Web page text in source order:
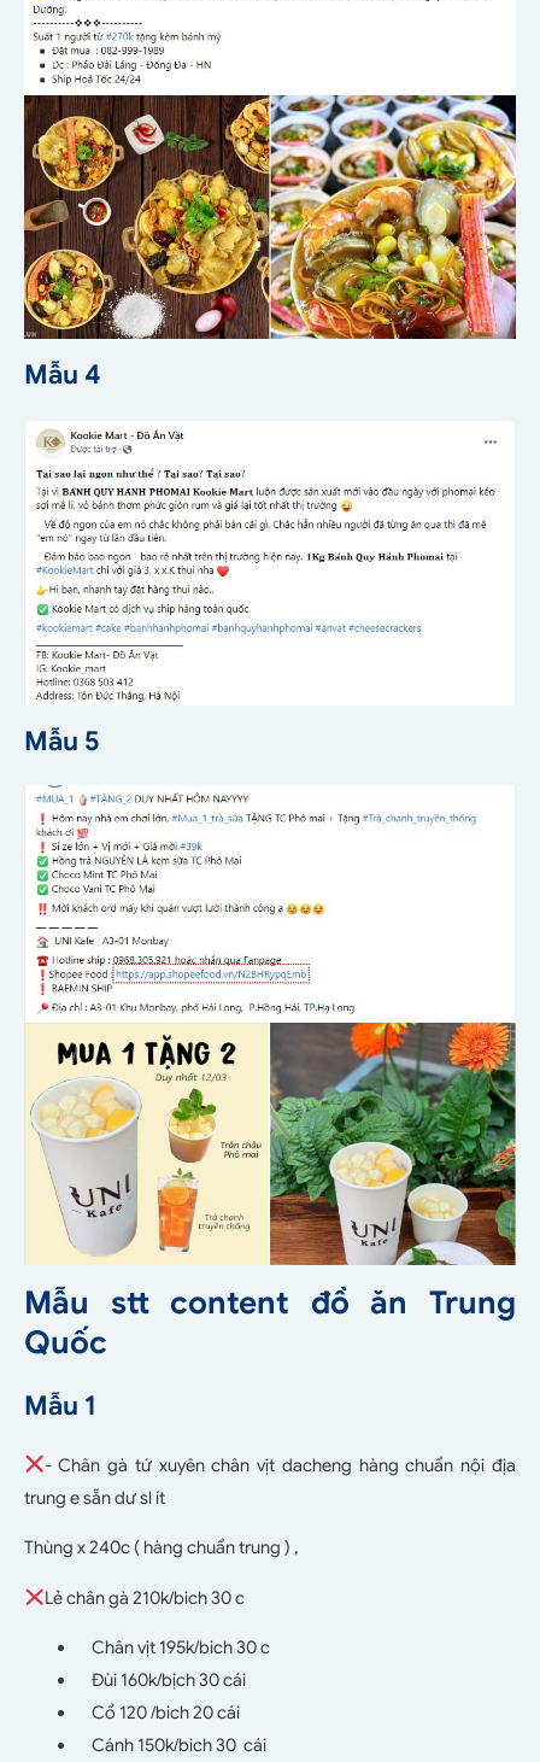
Mẫu 4
Mẫu 5
Mẫu stt content đồ ăn Trung
Quốc
Mẫu 1
- Chân gà tứ xuyên chân vịt dacheng hàng chuẩn nội địa
trung e sẵn dư sl ít
Thùng x 240c ( hàng chuẩn trung ) ,
Lẻ chân gà 210k/bich 30 c
Chân vịt 195k/bich 30 c
Đùi 160k/bịch 30 cái
Cổ 120 /bich 20 cái
Cánh 150k/bich 30 cái